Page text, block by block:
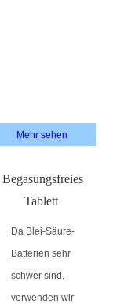
Mehr sehen
Begasungsfreies
Tablett
Da Blei-Säure-
Batterien sehr
schwer sind,
verwenden wir